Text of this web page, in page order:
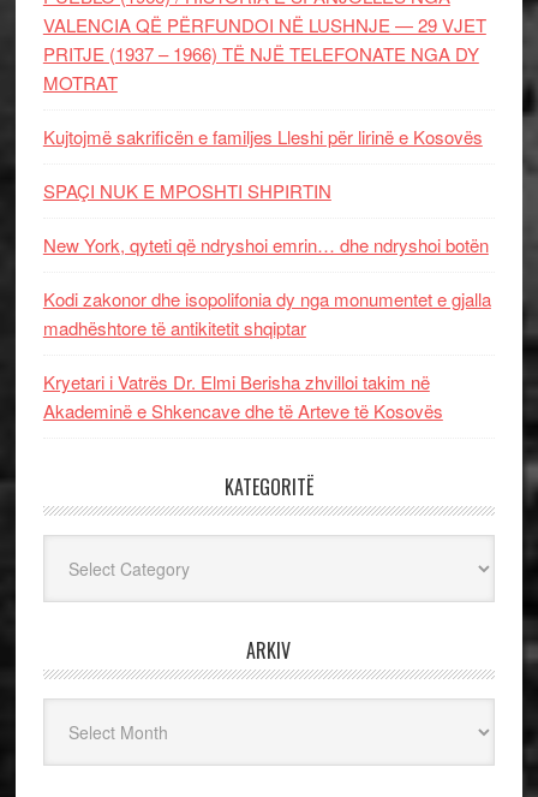
VALENCIA QË PËRFUNDOI NË LUSHNJE — 29 VJET
PRITJE (1937 – 1966) TË NJË TELEFONATE NGA DY
MOTRAT
Kujtojmë sakrificën e familjes Lleshi për lirinë e Kosovës
SPAÇI NUK E MPOSHTI SHPIRTIN
New York, qyteti që ndryshoi emrin… dhe ndryshoi botën
Kodi zakonor dhe isopolifonia dy nga monumentet e gjalla
madhështore të antikitetit shqiptar
Kryetari i Vatrës Dr. Elmi Berisha zhvilloi takim në
Akademinë e Shkencave dhe të Arteve të Kosovës
KATEGORITË
ARKIV